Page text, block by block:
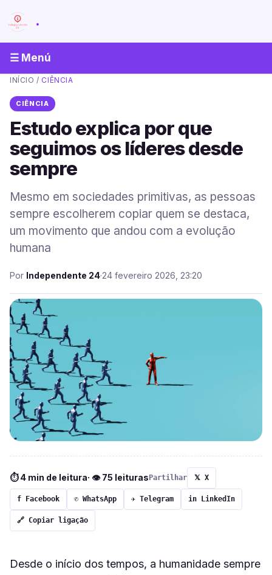
.
☰ Menú
INÍCIO / CIÊNCIA
CIÊNCIA
Estudo explica por que
seguimos os líderes desde
sempre
Mesmo em sociedades primitivas, as pessoas
sempre escolherem copiar quem se destaca,
um movimento que andou com a evolução
humana
Por Independente 24·24 fevereiro 2026, 23:20
⏱ 4 min de leitura· 👁 75 leiturasPartilhar 𝕏 X
f Facebook ✆ WhatsApp ✈ Telegram in LinkedIn
🔗 Copiar ligação
Desde o início dos tempos, a humanidade sempre